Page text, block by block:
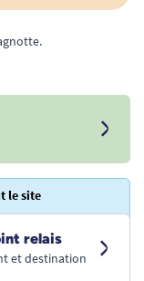
le site
relais
et destination